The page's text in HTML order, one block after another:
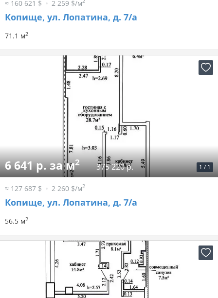
≈ 160 621 $ 2 259 $/м
Копище, ул. Лопатина, д. 7/а
71.1 м2
1 / 1
6 641 р. за м2 375 220 р.
≈ 127 687 $ 2 260 $/м2
Копище, ул. Лопатина, д. 7/а
56.5 м2